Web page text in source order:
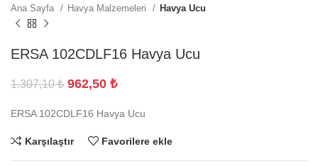
Ana Sayfa Havya Malzemeleri Havya Ucu
ERSA 102CDLF16 Havya Ucu
1.307,10₺ 962,50 ₺
ERSA 102CDLF16 Havya Ucu
Karşılaştır Favorilere ekle